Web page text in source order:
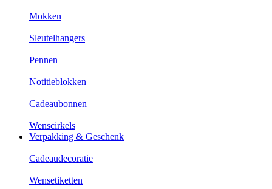
Mokken
Sleutelhangers
Pennen
Notitieblokken
Cadeaubonnen
Wenscirkels
Verpakking & Geschenk
Cadeaudecoratie
Wensetiketten